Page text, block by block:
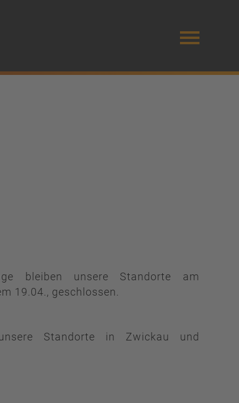
bleiben unsere Standorte am
19.04., geschlossen.
Standorte in Zwickau und